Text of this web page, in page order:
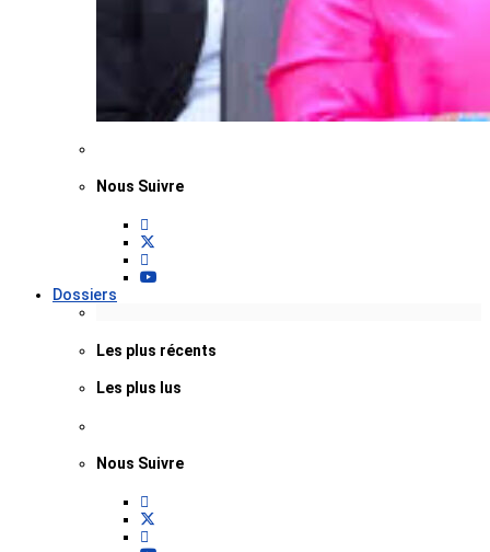
Nous Suivre
Dossiers
Les plus récents
Les plus lus
Nous Suivre